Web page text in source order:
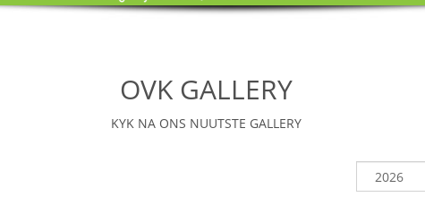
OVK GALLERY
KYK NA ONS NUUTSTE GALLERY